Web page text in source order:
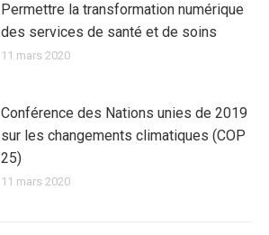
Permettre la transformation numérique
des services de santé et de soins
11 mars 2020
Conférence des Nations unies de 2019
sur les changements climatiques (COP
25)
11 mars 2020